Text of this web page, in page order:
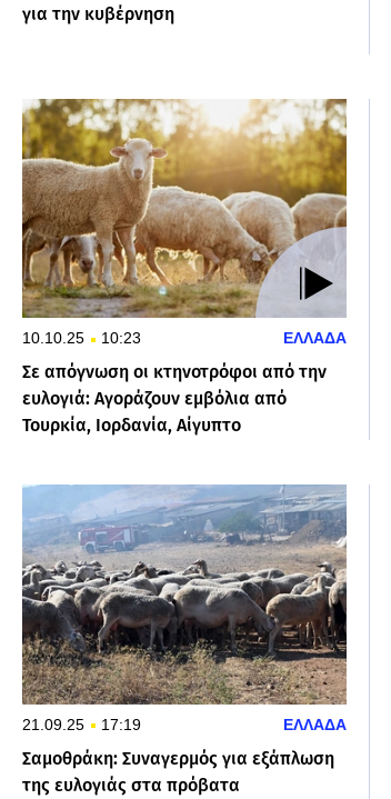
για την κυβέρνηση
10.10.25 10:23 ΕΛΛΑΔΑ
Σε απόγνωση οι κτηνοτρόφοι από την
ευλογιά: Αγοράζουν εμβόλια από
Τουρκία, Ιορδανία, Αίγυπτο
21.09.25 17:19 ΕΛΛΑΔΑ
Σαμοθράκη: Συναγερμός για εξάπλωση
της ευλογιάς στα πρόβατα